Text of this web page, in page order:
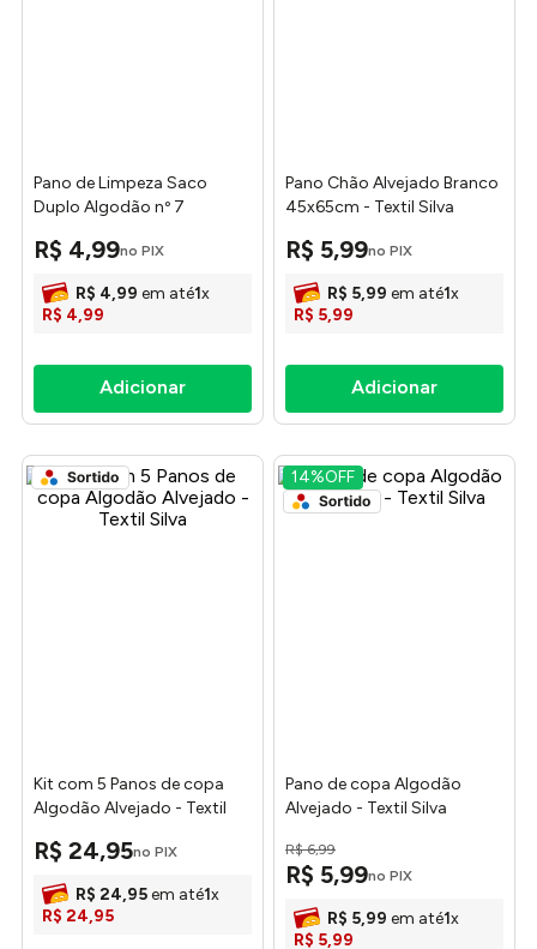
Pano de Limpeza Saco
Duplo Algodão nº 7
Textil Silva
R$ 4,99no PIX
R$ 4,99 em até1x
R$ 4,99
Pano Chão Alvejado Branco
45x65cm - Textil Silva
R$ 5,99no PIX
R$ 5,99 em até1x
R$ 5,99
Kit com 5 Panos de copa
Algodão Alvejado - Textil
R$ 24,95no PIX
R$ 24,95em até1x
R$ 24,95
14%OFF
Pano de copa Algodão
Alvejado - Textil Silva
R$ 6,99
R$ 5,99no PIX
R$ 5,99 em até1x
R$ 5,99